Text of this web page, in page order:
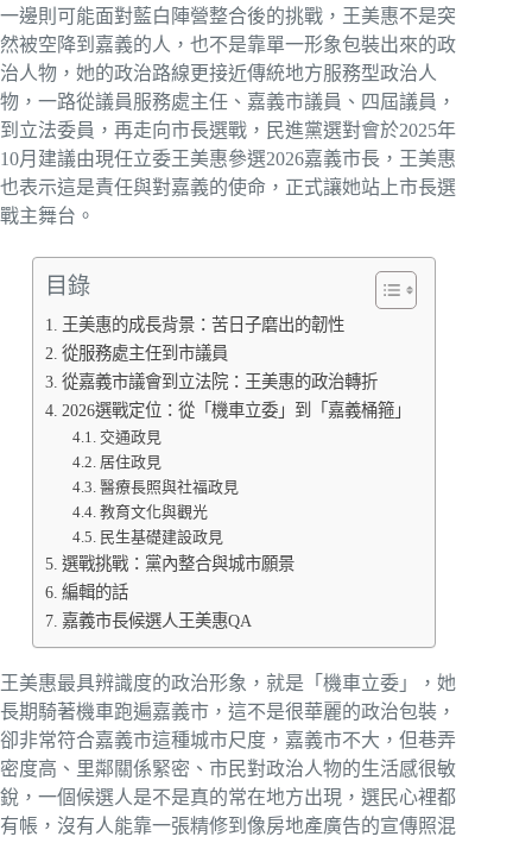
一邊則可能面對藍白陣營整合後的挑戰，王美惠不是突
然被空降到嘉義的人，也不是靠單一形象包裝出來的政
治人物，她的政治路線更接近傳統地方服務型政治人
物，一路從議員服務處主任、嘉義市議員、四屆議員，
到立法委員，再走向市長選戰，民進黨選對會於2025年
10月建議由現任立委王美惠參選2026嘉義市長，王美惠
也表示這是責任與對嘉義的使命，正式讓她站上市長選
戰主舞台。
目錄
王美惠的成長背景：苦日子磨出的韌性
從服務處主任到市議員
從嘉義市議會到立法院：王美惠的政治轉折
2026選戰定位：從「機車立委」到「嘉義桶箍」
交通政見
居住政見
醫療長照與社福政見
教育文化與觀光
民生基礎建設政見
選戰挑戰：黨內整合與城市願景
編輯的話
嘉義市長候選人王美惠QA
王美惠最具辨識度的政治形象，就是「機車立委」，她
長期騎著機車跑遍嘉義市，這不是很華麗的政治包裝，
卻非常符合嘉義市這種城市尺度，嘉義市不大，但巷弄
密度高、里鄰關係緊密、市民對政治人物的生活感很敏
銳，一個候選人是不是真的常在地方出現，選民心裡都
有帳，沒有人能靠一張精修到像房地產廣告的宣傳照混